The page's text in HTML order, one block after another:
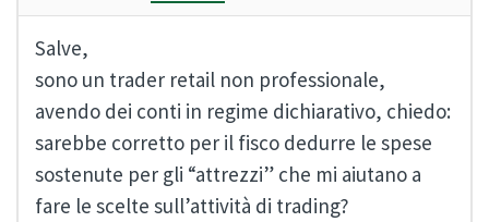
Salve,
sono un trader retail non professionale,
avendo dei conti in regime dichiarativo, chiedo:
sarebbe corretto per il fisco dedurre le spese
sostenute per gli “attrezzi” che mi aiutano a
fare le scelte sull’attività di trading?